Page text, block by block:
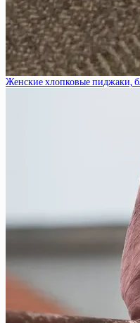
Женские хлопковые пиджаки,